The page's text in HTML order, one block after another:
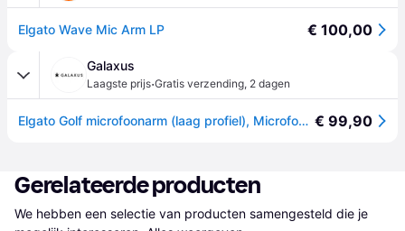
Elgato Wave Mic Arm LP € 100,00
Galaxus
Laagste prijs·Gratis verzending, 2 dagen
Elgato Golf microfoonarm (laag profiel), Microfoonstandaards, Zwart € 99,90
Gerelateerde producten
We hebben een selectie van producten samengesteld die je